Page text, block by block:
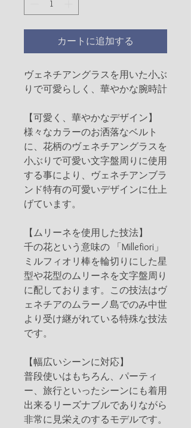
カートに追加する
ヴェネチアングラスを用いた小ぶ
りで可愛らしく、華やかな腕時計
【可愛く、華やかなデザイン】
様々なカラーのお洒落なベルト
に、花柄のヴェネチアングラスを
小ぶりで可愛い文字盤周りに使用
する事により、ヴェネチアンブラ
ンド特有の可愛いデザインに仕上
げています。
【ムリーネを使用した技法】
千の花という意味の 「Millefiori」
ミルフィオリ棒を輪切りにした星
型や花型のムリーネを文字盤周り
に配しております。この技法はヴ
ェネチアのムラーノ島でのみ中世
より受け継がれている特殊な技法
です。
【幅広いシーンに対応】
普段使いはもちろん、パーティ
ー、旅行といったシーンにも着用
出来るリーズナブルでありながら
非常に見栄えのするモデルです。